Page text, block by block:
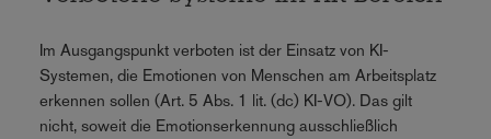
Im Ausgangspunkt verboten ist der Einsatz von KI-
Systemen, die Emotionen von Menschen am Arbeitsplatz
erkennen sollen (Art. 5 Abs. 1 lit. (dc) KI-VO). Das gilt
nicht, soweit die Emotionserkennung ausschließlich